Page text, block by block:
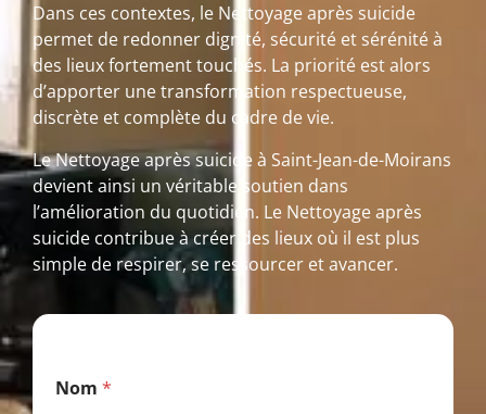
Dans ces contextes, le Nettoyage après suicide
permet de redonner dignité, sécurité et sérénité à
des lieux fortement touchés. La priorité est alors
d’apporter une transformation respectueuse,
discrète et complète du cadre de vie.
Le Nettoyage après suicide à Saint-Jean-de-Moirans
devient ainsi un véritable soutien dans
l’amélioration du quotidien. Le Nettoyage après
suicide contribue à créer des lieux où il est plus
simple de respirer, se ressourcer et avancer.
é
Nom *